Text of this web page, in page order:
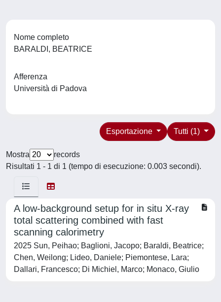
Nome completo
BARALDI, BEATRICE
Afferenza
Università di Padova
Tutti (1)
Esportazione
Mostra
records
Risultati 1 - 1 di 1 (tempo di esecuzione: 0.003 secondi).
A low-background setup for in situ X-ray
total scattering combined with fast
scanning calorimetry
2025 Sun, Peihao; Baglioni, Jacopo; Baraldi, Beatrice;
Chen, Weilong; Lideo, Daniele; Piemontese, Lara;
Dallari, Francesco; Di Michiel, Marco; Monaco, Giulio